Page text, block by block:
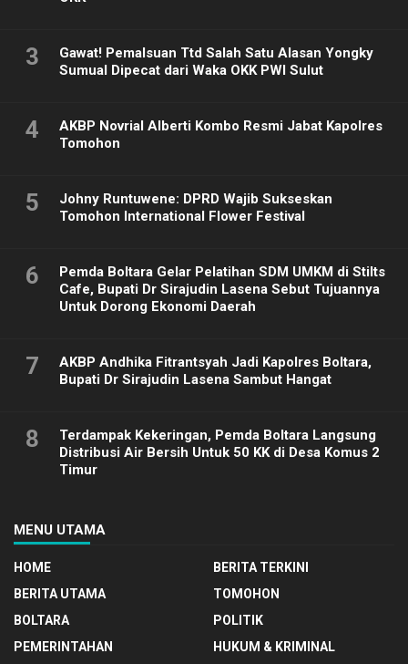
3
Gawat! Pemalsuan Ttd Salah Satu Alasan Yongky
Sumual Dipecat dari Waka OKK PWI Sulut
4
AKBP Novrial Alberti Kombo Resmi Jabat Kapolres
Tomohon
5
Johny Runtuwene: DPRD Wajib Sukseskan
Tomohon International Flower Festival
6
Pemda Boltara Gelar Pelatihan SDM UMKM di Stilts
Cafe, Bupati Dr Sirajudin Lasena Sebut Tujuannya
Untuk Dorong Ekonomi Daerah
7
AKBP Andhika Fitrantsyah Jadi Kapolres Boltara,
Bupati Dr Sirajudin Lasena Sambut Hangat
8
Terdampak Kekeringan, Pemda Boltara Langsung
Distribusi Air Bersih Untuk 50 KK di Desa Komus 2
Timur
MENU UTAMA
HOME
BERITA TERKINI
BERITA UTAMA
TOMOHON
BOLTARA
POLITIK
PEMERINTAHAN
HUKUM & KRIMINAL